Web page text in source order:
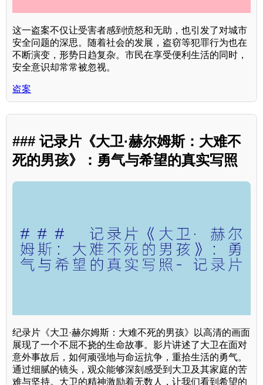
这一盗案不仅让受害者感到愤怒和无助，也引发了对城市
安全问题的深思。随着社会的发展，盗窃等犯罪行为也在
不断演变，形势日趋复杂。市民在享受便利生活的同时，
安全意识却常常被忽视。
盗案
### 记录片《大卫·赫尔姆斯：大难不
死的男孩》：勇气与希望的真实写照
纪录片《大卫·赫尔姆斯：大难不死的男孩》以高清的画面
展现了一个不屈不挠的生命故事。影片讲述了大卫在面对
意外事故后，如何顽强地与命运抗争，重拾生活的勇气。
通过细腻的镜头，观众能够深刻感受到大卫及其家庭的苦
难与坚持。大卫的精神激励着无数人，让我们看到希望的